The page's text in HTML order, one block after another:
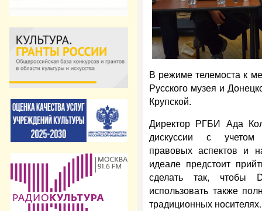
В режиме телемоста к
Русского музея и
Крупской.
Директор РГБИ Ада
дискуссии с учетом
правовых аспектов и
идеале предстоит
сделать так, чтобы
использовать также
традиционных носителях.